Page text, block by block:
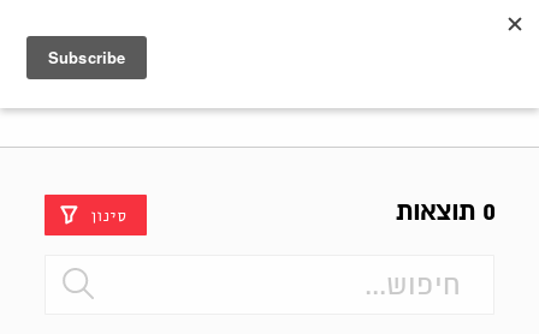
0 תוצאות סינון